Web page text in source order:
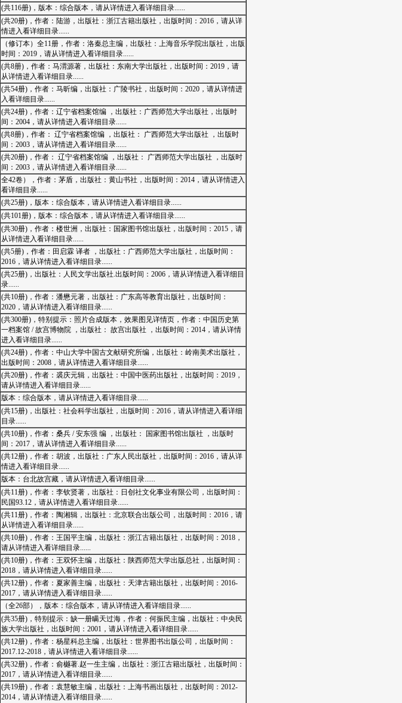
(共116册)，版本：综合版本，请从详情进入看详细目录......
(共20册)，作者：陆游，出版社：浙江古籍出版社，出版时间：2016，请从详
情进入看详细目录......
（修订本）全11册，作者：洛秦总主编，出版社：上海音乐学院出版社，出版
时间：2019，请从详情进入看详细目录......
(共8册)，作者：马渭源著，出版社：东南大学出版社，出版时间：2019，请
从详情进入看详细目录......
(共54册)，作者：马昕编，出版社：广陵书社，出版时间：2020，请从详情进
入看详细目录......
(共24册)，作者：辽宁省档案馆编 ，出版社：广西师范大学出版社，出版时
间：2004，请从详情进入看详细目录......
(共8册)，作者： 辽宁省档案馆编 ，出版社： 广西师范大学出版社 ，出版时
间：2003，请从详情进入看详细目录......
(共20册)，作者： 辽宁省档案馆编 ，出版社： 广西师范大学出版社 ，出版时
间：2003，请从详情进入看详细目录......
全42卷），作者：茅盾，出版社：黄山书社，出版时间：2014，请从详情进入
看详细目录......
(共25册)，版本：综合版本，请从详情进入看详细目录......
(共101册)，版本：综合版本，请从详情进入看详细目录......
(共30册)，作者：楼世洲，出版社：国家图书馆出版社，出版时间：2015，请
从详情进入看详细目录......
(共5册)，作者：田启霖 译者 ，出版社：广西师范大学出版社，出版时间：
2016，请从详情进入看详细目录......
(共25册)，出版社：人民文学出版社.出版时间：2006，请从详情进入看详细目
录......
(共10册)，作者：潘懋元著，出版社：广东高等教育出版社，出版时间：
2020，请从详情进入看详细目录......
(共300册)，特别提示：照片合成版本，效果图见详情页，作者：中国历史第
一档案馆 / 故宫博物院 ，出版社： 故宫出版社 ，出版时间：2014，请从详情
进入看详细目录......
(共24册)，作者：中山大学中国古文献研究所编，出版社：岭南美术出版社，
出版时间：2008，请从详情进入看详细目录......
(共20册)，作者：裘庆元辑，出版社：中国中医药出版社，出版时间：2019，
请从详情进入看详细目录......
版本：综合版本，请从详情进入看详细目录......
(共15册)，出版社：社会科学出版社，出版时间：2016，请从详情进入看详细
目录......
(共10册)，作者：桑兵 / 安东强 编 ，出版社： 国家图书馆出版社 ，出版时
间：2017，请从详情进入看详细目录......
(共12册)，作者：胡波，出版社：广东人民出版社，出版时间：2016，请从详
情进入看详细目录......
版本：台北故宫藏，请从详情进入看详细目录......
(共11册)，作者：李钦贤著，出版社：日创社文化事业有限公司，出版时间：
民国93.12，请从详情进入看详细目录......
(共11册)，作者：陶湘辑，出版社：北京联合出版公司，出版时间：2016，请
从详情进入看详细目录......
(共10册)，作者：王国平主编，出版社：浙江古籍出版社，出版时间：2018，
请从详情进入看详细目录......
(共10册)，作者：王双怀主编，出版社：陕西师范大学出版总社，出版时间：
2018，请从详情进入看详细目录......
(共12册)，作者：夏家善主编，出版社：天津古籍出版社，出版时间：2016-
2017，请从详情进入看详细目录......
（全26部），版本：综合版本，请从详情进入看详细目录......
(共35册)，特别提示：缺一册瞒天过海，作者：何振民主编，出版社：中央民
族大学出版社，出版时间：2001，请从详情进入看详细目录......
(共12册)，作者：杨星科总主编，出版社：世界图书出版公司，出版时间：
2017.12-2018，请从详情进入看详细目录......
(共32册)，作者：俞樾著.赵一生主编，出版社：浙江古籍出版社，出版时间：
2017，请从详情进入看详细目录......
(共19册)，作者：袁慧敏主编，出版社：上海书画出版社，出版时间：2012-
2014，请从详情进入看详细目录......